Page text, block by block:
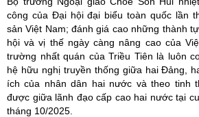
công của Đại hội đại biểu toàn quốc lần
sản Việt Nam; đánh giá cao những thành
hội và vị thế ngày càng nâng cao của
trường nhất quán của Triều Tiên là luôn
hệ hữu nghị truyền thống giữa hai Đảng,
ích của nhân dân hai nước và theo tinh
được giữa lãnh đạo cấp cao hai nước tại
tháng 10/2025.